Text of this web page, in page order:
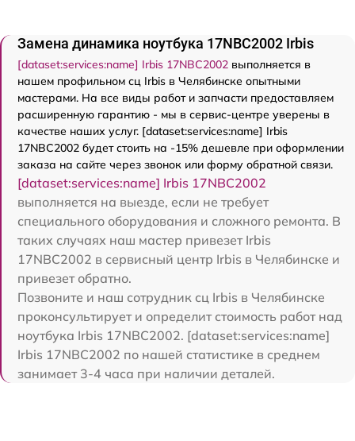
Замена динамика ноутбука 17NBC2002 Irbis
[dataset:services:name] Irbis 17NBC2002 выполняется в
нашем профильном сц Irbis в Челябинске опытными
мастерами. На все виды работ и запчасти предоставляем
расширенную гарантию - мы в сервис-центре уверены в
качестве наших услуг. [dataset:services:name] Irbis
17NBC2002 будет стоить на -15% дешевле при оформлении
заказа на сайте через звонок или форму обратной связи.
[dataset:services:name] Irbis 17NBC2002
выполняется на выезде, если не требует
специального оборудования и сложного ремонта. В
таких случаях наш мастер привезет Irbis
17NBC2002 в сервисный центр Irbis в Челябинске и
привезет обратно.
Позвоните и наш сотрудник сц Irbis в Челябинске
проконсультирует и определит стоимость работ над
ноутбука Irbis 17NBC2002. [dataset:services:name]
Irbis 17NBC2002 по нашей статистике в среднем
занимает 3-4 часа при наличии деталей.